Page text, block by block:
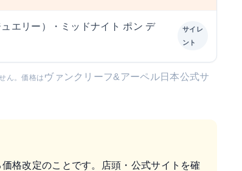
エリー）・ミッドナイト ポン デ
サイレ
ント
ん。価格は ヴァンクリーフ&アーペル日本公式サ
格改定のことです。店頭・公式サイトを確